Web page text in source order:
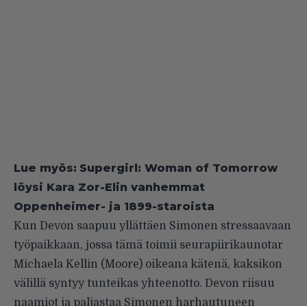
Lue myös: Supergirl: Woman of Tomorrow
löysi Kara Zor-Elin vanhemmat
Oppenheimer- ja 1899-staroista
Kun Devon saapuu yllättäen Simonen stressaavaan
työpaikkaan, jossa tämä toimii seurapiirikaunotar
Michaela Kellin (Moore) oikeana kätenä, kaksikon
välillä syntyy tunteikas yhteenotto. Devon riisuu
naamiot ja paljastaa Simonen harhautuneen